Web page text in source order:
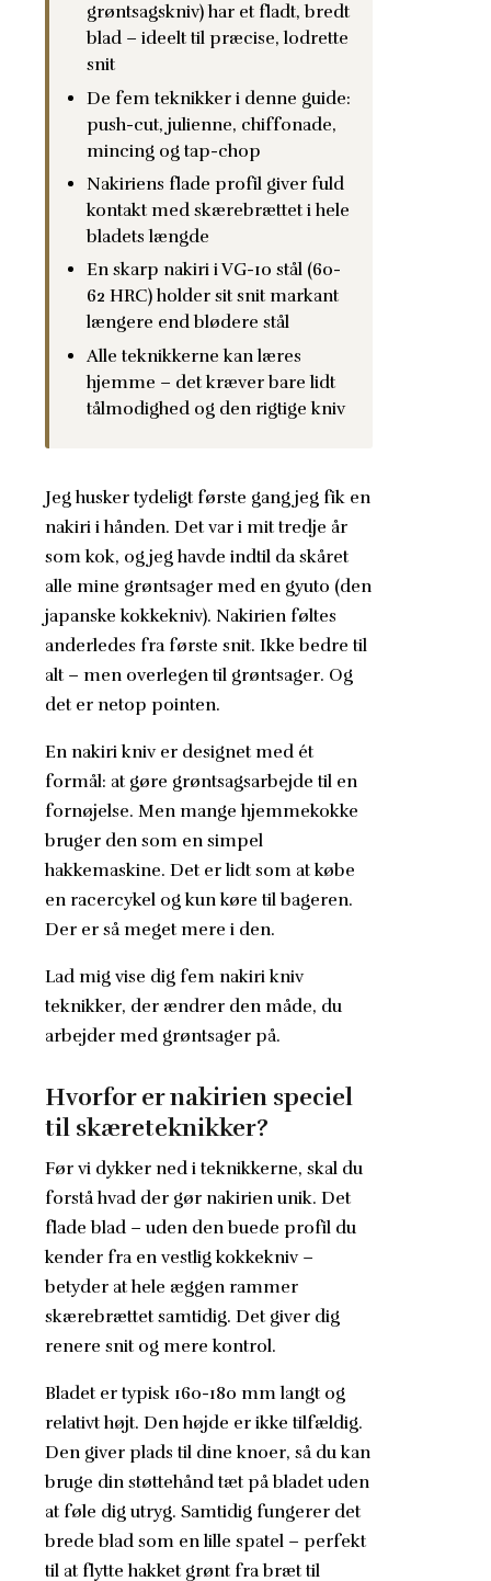
grøntsagskniv) har et fladt, bredt
blad – ideelt til præcise, lodrette
snit
De fem teknikker i denne guide:
push-cut, julienne, chiffonade,
mincing og tap-chop
Nakiriens flade profil giver fuld
kontakt med skærebrættet i hele
bladets længde
En skarp nakiri i VG-10 stål (60-
62 HRC) holder sit snit markant
længere end blødere stål
Alle teknikkerne kan læres
hjemme – det kræver bare lidt
tålmodighed og den rigtige kniv
Jeg husker tydeligt første gang jeg fik en
nakiri i hånden. Det var i mit tredje år
som kok, og jeg havde indtil da skåret
alle mine grøntsager med en gyuto (den
japanske kokkekniv). Nakirien føltes
anderledes fra første snit. Ikke bedre til
alt – men overlegen til grøntsager. Og
det er netop pointen.
En nakiri kniv er designet med ét
formål: at gøre grøntsagsarbejde til en
fornøjelse. Men mange hjemmekokke
bruger den som en simpel
hakkemaskine. Det er lidt som at købe
en racercykel og kun køre til bageren.
Der er så meget mere i den.
Lad mig vise dig fem nakiri kniv
teknikker, der ændrer den måde, du
arbejder med grøntsager på.
Hvorfor er nakirien speciel
til skæreteknikker?
Før vi dykker ned i teknikkerne, skal du
forstå hvad der gør nakirien unik. Det
flade blad – uden den buede profil du
kender fra en vestlig kokkekniv –
betyder at hele æggen rammer
skærebrættet samtidig. Det giver dig
renere snit og mere kontrol.
Bladet er typisk 160-180 mm langt og
relativt højt. Den højde er ikke tilfældig.
Den giver plads til dine knoer, så du kan
bruge din støttehånd tæt på bladet uden
at føle dig utryg. Samtidig fungerer det
brede blad som en lille spatel – perfekt
til at flytte hakket grønt fra bræt til